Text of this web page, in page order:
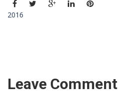
2016
Leave Comment